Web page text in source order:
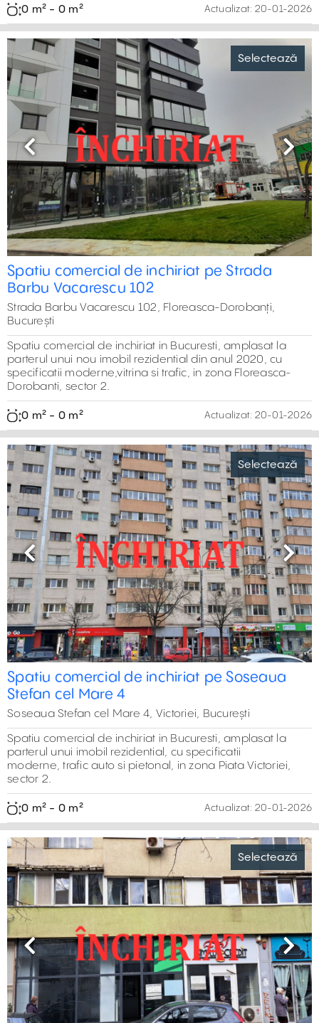
0 m² - 0 m² Actualizat: 20-01-2026
Selectează
Previous Next
Spatiu comercial de inchiriat pe Strada
Barbu Vacarescu 102
Strada Barbu Vacarescu 102, Floreasca-Dorobanți,
București
Spatiu comercial de inchiriat in Bucuresti, amplasat la
parterul unui nou imobil rezidential din anul 2020, cu
specificatii moderne,vitrina si trafic, in zona Floreasca-
Dorobanti, sector 2.
0 m² - 0 m² Actualizat: 20-01-2026
Selectează
Previous Next
Spatiu comercial de inchiriat pe Soseaua
Stefan cel Mare 4
Soseaua Stefan cel Mare 4, Victoriei, București
Spatiu comercial de inchiriat in Bucuresti, amplasat la
parterul unui imobil rezidential, cu specificatii
moderne, trafic auto si pietonal, in zona Piata Victoriei,
sector 2.
0 m² - 0 m² Actualizat: 20-01-2026
Selectează
Previous Next